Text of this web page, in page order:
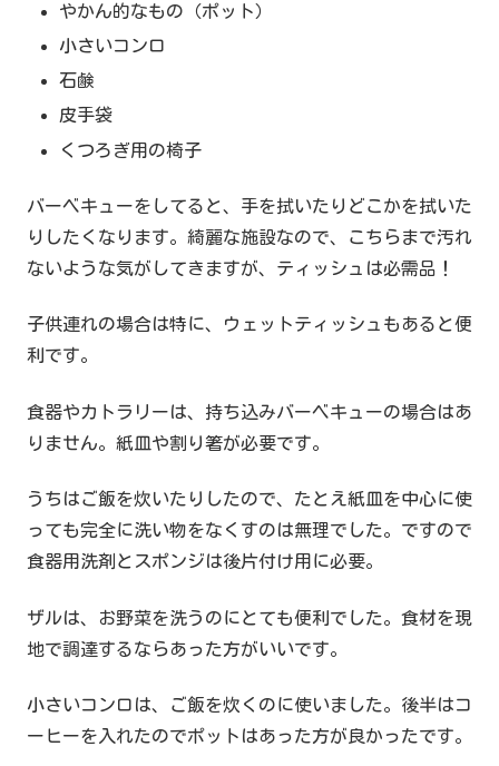
やかん的なもの（ポット）
小さいコンロ
石鹸
皮手袋
くつろぎ用の椅子
バーベキューをしてると、手を拭いたりどこかを拭いた
りしたくなります。綺麗な施設なので、こちらまで汚れ
ないような気がしてきますが、ティッシュは必需品！
子供連れの場合は特に、ウェットティッシュもあると便
利です。
食器やカトラリーは、持ち込みバーベキューの場合はあ
りません。紙皿や割り箸が必要です。
うちはご飯を炊いたりしたので、たとえ紙皿を中心に使
っても完全に洗い物をなくすのは無理でした。ですので
食器用洗剤とスポンジは後片付け用に必要。
ザルは、お野菜を洗うのにとても便利でした。食材を現
地で調達するならあった方がいいです。
小さいコンロは、ご飯を炊くのに使いました。後半はコ
ーヒーを入れたのでポットはあった方が良かったです。